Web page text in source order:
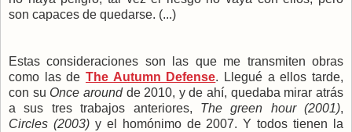
son capaces de quedarse. (...)
Estas consideraciones son las que me transmiten obras
como las de The Autumn Defense. Llegué a ellos tarde,
con su Once aroundde 2010, y de ahí, quedaba mirar atrás
a sus tres trabajos anteriores, The green hour (2001),
Circles (2003)y el homónimo de 2007. Y todos tienen la